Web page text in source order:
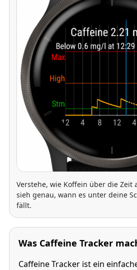
Verstehe, wie Koffein über die Zeit
sieh genau, wann es unter deine
fällt.
Was Caffeine Tracker
Caffeine Tracker ist ein